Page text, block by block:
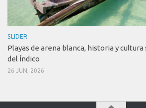
SLIDER
Playas de arena blanca, historia y
del Índico
26 JUN, 2026